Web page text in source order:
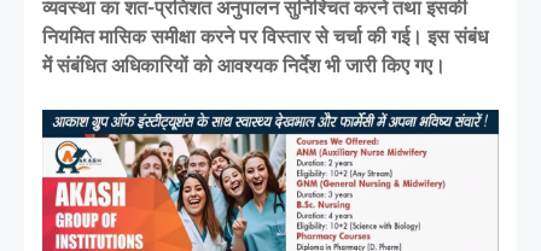
व्यवस्था का शत-प्रतिशत अनुपालन सुनिश्चित करने तथा इसकी
नियमित मासिक समीक्षा करने पर विस्तार से चर्चा की गई। इस संबंध
में संबंधित अधिकारियों को आवश्यक निर्देश भी जारी किए गए।